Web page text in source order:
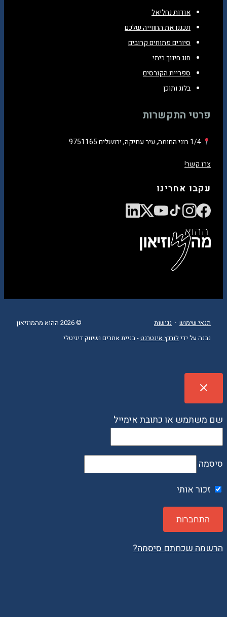
empty.אודות נחליאל
תכננו את החווייה שלכם
סיורים פתוחים קרובים
חוג חינוך ביתי
ספריית הקורסים
בלוג ותוכן
פרטי התקשרות
צרו קשר!
עקבו אחרינו
תנאי שימוש · נגישות
© 2026 ההוא מהמוזיאון
נבנה על ידילורנץ אינטרנט- בניית אתרים ושיווק דיגיטלי
שם משתמש או כתובת אימייל
סיסמה
זכור אותי
הרשמהשכחתם סיסמה?